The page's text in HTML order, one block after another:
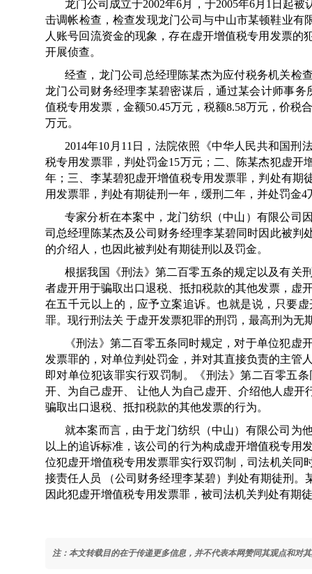
龙门公司成立于2002年6月，于2005年6月1日起
击调帐检查，检查发现龙门公司与中山市某顿鞋业有
人账号回流资金的现象，存在虚开增值税专用发票
开展侦查。
经查，龙门公司总经理陈某杰为应付税务机关检
龙门公司财务经理李某碧密谋后，通过某会计师事
值税专用发票，金额50.45万元，税额8.58万元，价税
万元。
2014年10月11日，法院依照《中华人民共和国
税专用发票罪，判处罚金15万元；二、陈某杰犯虚
年；三、李某碧犯虚开增值税专用发票罪，判处有期
用发票罪，判处有期徒刑一年，缓刑二年，并处罚金4
专家分析在本案中，龙门纺织（中山）有限公司
司总经理陈某杰及公司财务经理李某碧同时因此被判
的介绍人，也因此被判处有期徒刑以及罚金。
根据我国《刑法》第二百零五条的规定以及有关
者虚开用于骗取出口退税、抵扣税款的其他发票，虚
在五千元以上的，应予立案追诉。也就是说，只要
罪。现行刑法关 于虚开发票犯罪的刑罚，最高刑为无
《刑法》第二百零五条同时规定，对于单位犯
发票罪的，对单位判处罚金，并对其直接负责的主管
即对单位犯该罪实行双罚制。《刑法》第二百零五
开、为自己虚开、 让他人为自己虚开、介绍他人虚
骗取出口退税、抵扣税款的其他发票的行为。
就本案而言，由于龙门纺织（中山）有限公司为
以上的追诉标准，该公司的行为构成虚开增值税专用
位犯虚开增值税专用发票罪实行双罚制，司法机关同
接责任人员 （公司财务经理李某碧）判处有期徒刑
因此犯虚开增值税专用发票罪，被司法机关判处有期
注：本文转载目的在于传递更多信息，并不代表本网赞同其观点和对